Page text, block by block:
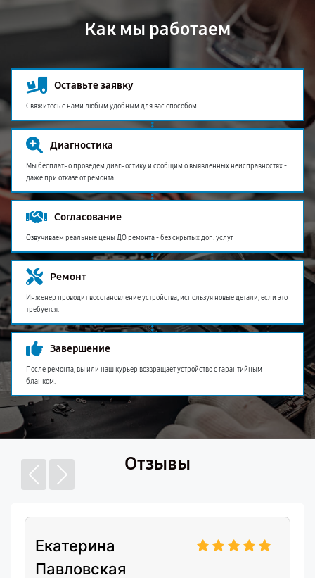
Как мы работаем
Оставьте заявку
Свяжитесь с нами любым удобным для вас способом
Диагностика
Мы бесплатно проведем диагностику и сообщим о выявленных неисправностях -
даже при отказе от ремонта
Согласование
Озвучиваем реальные цены ДО ремонта - без скрытых доп. услуг
Ремонт
Инженер проводит восстановление устройства, используя новые детали, если это
требуется.
Завершение
После ремонта, вы или наш курьер возвращает устройство с гарантийным
бланком.
Отзывы
Екатерина
Павловская